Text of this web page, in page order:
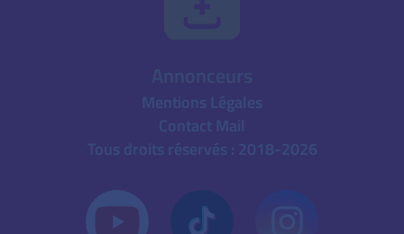
Mentions Légales
Contact Mail
Tous droits réservés : 2018-2026